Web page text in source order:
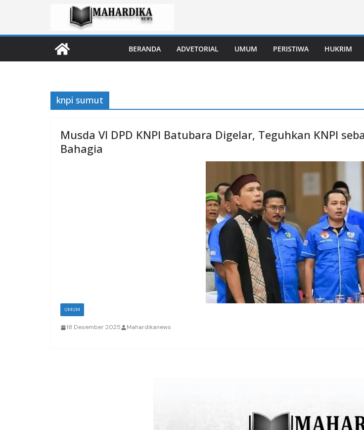
content
BERANDA ADVETORIAL UMUM PERISTIWA HUKRIM
knpi sumut
Musda VI DPD KNPI Batubara Digelar, Teguhkan KNPI
Bahagia
UMUM
18 Desember 2025 Mahardikanews